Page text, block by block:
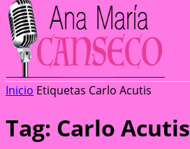
Inicio Etiquetas Carlo Acutis
Tag: Carlo Acutis